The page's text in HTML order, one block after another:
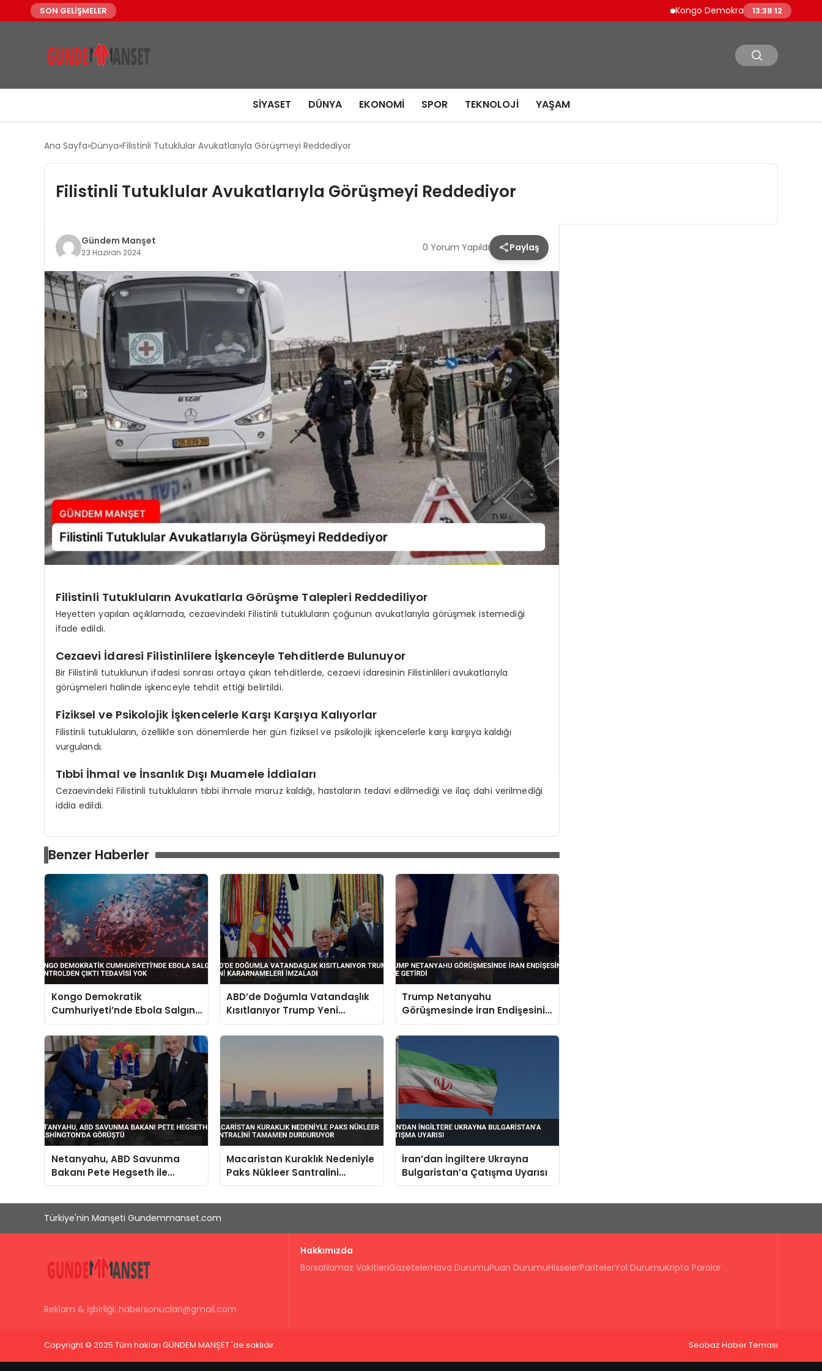
SON GELİŞMELER Kongo Demokratik Cumhuriyeti’nde
13:38:13
SIYASET DÜNYA EKONOMI SPOR TEKNOLOJI YAŞAM
Ana Sayfa Dünya Filistinli Tutuklular Avukatlarıyla Görüşmeyi Reddediyor
Filistinli Tutuklular Avukatlarıyla Görüşmeyi Reddediyor
Gündem Manşet
23 Haziran 2024 0 Yorum Yapıldı Paylaş
Filistinli Tutukluların Avukatlarla Görüşme Talepleri Reddediliyor
Heyetten yapılan açıklamada, cezaevindeki Filistinli tutukluların çoğunun avukatlarıyla görüşmek istemediği
ifade edildi.
Cezaevi İdaresi Filistinlilere İşkenceyle Tehditlerde Bulunuyor
Bir Filistinli tutuklunun ifadesi sonrası ortaya çıkan tehditlerde, cezaevi idaresinin Filistinlileri avukatlarıyla
görüşmeleri halinde işkenceyle tehdit ettiği belirtildi.
Fiziksel ve Psikolojik İşkencelerle Karşı Karşıya Kalıyorlar
Filistinli tutukluların, özellikle son dönemlerde her gün fiziksel ve psikolojik işkencelerle karşı karşıya kaldığı
vurgulandı.
Tıbbi İhmal ve İnsanlık Dışı Muamele İddiaları
Cezaevindeki Filistinli tutukluların tıbbi ihmale maruz kaldığı, hastaların tedavi edilmediği ve ilaç dahi verilmediği
iddia edildi.
Benzer Haberler
Kongo Demokratik
Cumhuriyeti’nde Ebola Salgını
Kontrolden Çıktı Tedavisi Yok
ABD’de Doğumla Vatandaşlık
Kısıtlanıyor Trump Yeni
Kararnameleri İmzaladı
Trump Netanyahu
Görüşmesinde İran Endişesini
Dile Getirdi
Netanyahu, ABD Savunma
Bakanı Pete Hegseth ile
Washington’da Görüştü
Macaristan Kuraklık Nedeniyle
Paks Nükleer Santralini
Tamamen Durduruyor
İran’dan İngiltere Ukrayna
Bulgaristan’a Çatışma Uyarısı
Türkiye'nin Manşeti Gundemmanset.com
Reklam & İşbirliği: habersonuclari@gmail.com
Hakkımızda
BorsaNamaz VakitleriGazetelerHava DurumuPuan DurumuHisselerParitelerYol DurumuKripto Paralar
Copyright © 2025 Tüm hakları GÜNDEM MANŞET 'de saklıdır. Seobaz Haber Teması